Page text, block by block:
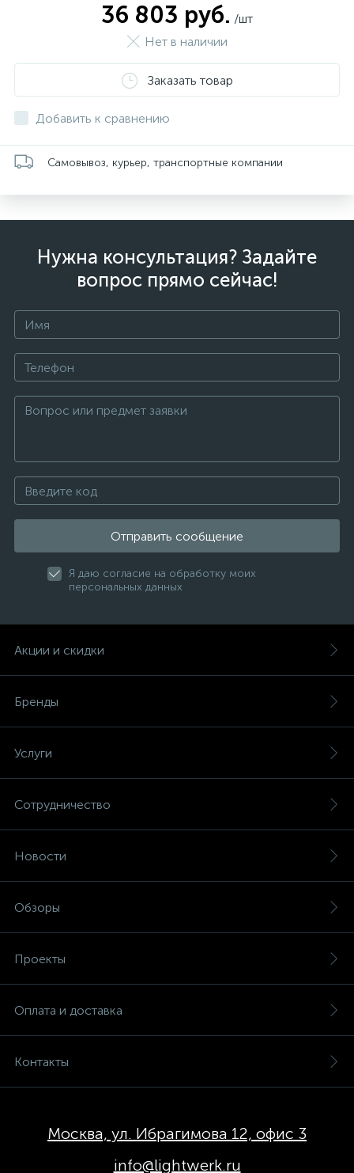
36 803 руб. /шт
Нет в наличии
Заказать товар
Добавить к сравнению
Самовывоз, курьер, транспортные компании
Нужна консультация? Задайте
вопрос прямо сейчас!
Отправить сообщение
Я даю согласие на обработку моих
персональных данных
Акции и скидки
Бренды
Услуги
Сотрудничество
Новости
Обзоры
Проекты
Оплата и доставка
Контакты
Москва, ул. Ибрагимова 12, офис 3
info@lightwerk.ru